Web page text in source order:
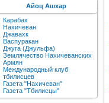
Айоц Ашхар
Карабах
Нахичеван
Джавахк
Васпуракан
Джуга (Джульфа)
Землячество Нахичеванских
Армян
Международный клуб
тбилисцев
Газета "Нахичеван"
Газета "Тбилисцы"